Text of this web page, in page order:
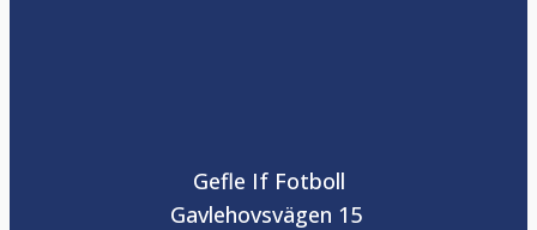
Gefle If Fotboll
Gavlehovsvägen 15